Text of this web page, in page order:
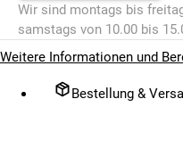
Wir sind montags bis
samstags von 10.00 bis
Weitere Informationen und
Bestellung &